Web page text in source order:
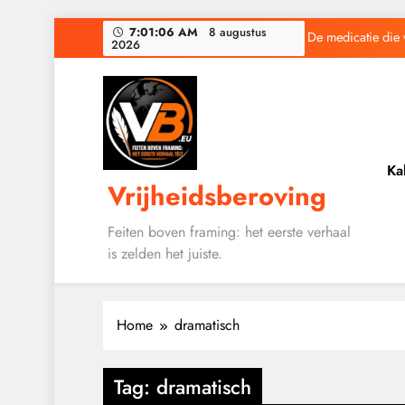
7:01:06 AM 8 augustus
2026
De medicatie
Baudet
De medicatie
Vrijheidsberoving
Feiten boven framing: het eerste verhaal
is zelden het juiste.
Home dramatisch
Tag: dramatisch